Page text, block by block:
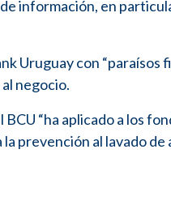
información, en
Uruguay con “paraísos
negocio.
“ha aplicado a los
prevención al lavado